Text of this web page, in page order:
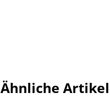
Ähnliche Artikel